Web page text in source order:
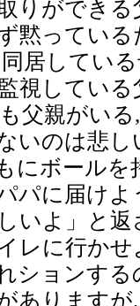
りができ
黙ってい
居してい
視してい
父親がい
いのは悲
にボール
パに届け
いよ」と
レに行か
ションす
あります